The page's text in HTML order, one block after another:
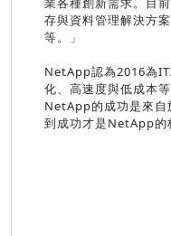
存與資料管理解決方
等。」
NetApp認為2016為
化、高速度與低成本
NetApp的成功是來自
到成功才是NetApp的